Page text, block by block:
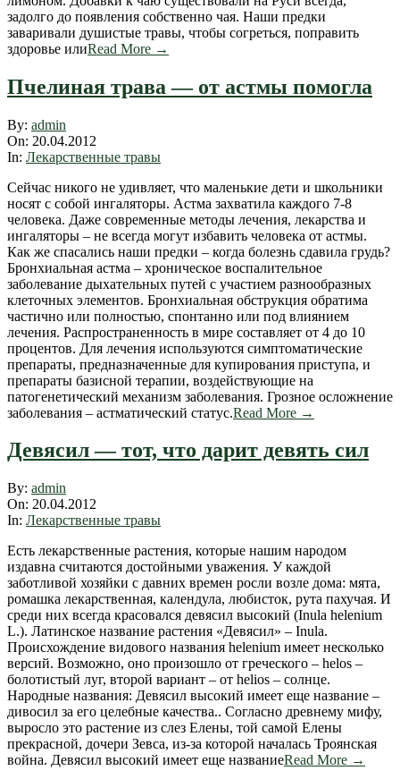
задолго до появления собственно чая. Наши предки
заваривали душистые травы, чтобы согреться, поправить
здоровье илиRead More →
Пчелиная трава — от астмы помогла
2012-
04-
20
By: admin
On: 20.04.2012
In: Лекарственные травы
Сейчас никого не удивляет, что маленькие дети и школьники
носят с собой ингаляторы. Астма захватила каждого 7-8
человека. Даже современные методы лечения, лекарства и
ингаляторы – не всегда могут избавить человека от астмы.
Как же спасались наши предки – когда болезнь сдавила грудь?
Бронхиальная астма – хроническое воспалительное
заболевание дыхательных путей с участием разно­образных
клеточных элементов. Бронхиальная обструкция обратима
частично или полностью, спонтанно или под влиянием
лечения. Распространенность в мире составляет от 4 до 10
процентов. Для лечения используются симптоматические
препараты, предназначенные для купирования приступа, и
препараты базисной терапии, воздействующие на
патогенетический механизм заболевания. Грозное осложнение
заболевания – астматический статус.Read More →
Девясил — тот, что дарит девять сил
2012-
04-
20
By: admin
On: 20.04.2012
In: Лекарственные травы
Есть лекарственные растения, которые нашим народом
издавна считаются достойными уважения. У каждой
заботливой хозяйки с давних времен росли возле дома: мята,
ромашка лекарственная, календула, любисток, рута пахучая. И
среди них всегда красовался девясил высокий (Inula helenium
L.). Латинское название растения «Девясил» – Inula.
Происхождение видового названия helenium имеет несколько
версий. Возможно, оно произошло от греческого – helos –
болотистый луг, второй вариант – от helios – солнце.
Народные названия: Девясил высокий имеет еще название –
дивосил за его целебные качества.. Согласно древнему мифу,
выросло это растение из слез Елены, той самой Елены
прекрасной, дочери Зевса, из-за которой началась Троянская
война. Девясил высокий имеет еще названиеRead More →